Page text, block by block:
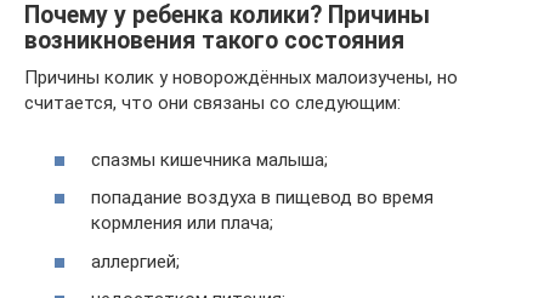
Почему у ребенка колики? Причины
возникновения такого состояния
Причины колик у новорождённых малоизучены, но
считается, что они связаны со следующим:
спазмы кишечника малыша;
попадание воздуха в пищевод во время
кормления или плача;
аллергией;